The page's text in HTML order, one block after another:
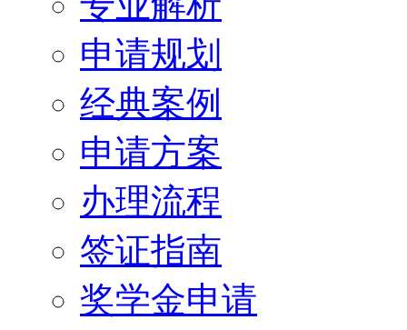
申请规划
经典案例
申请方案
办理流程
签证指南
奖学金申请